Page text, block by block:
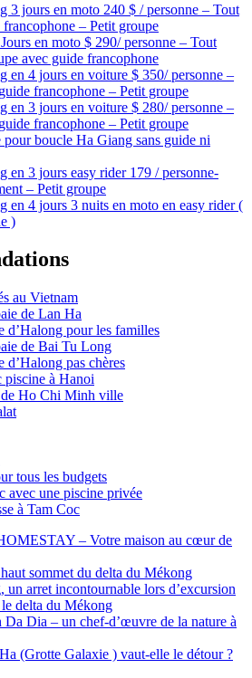
3 jours en moto 240 $ / personne – Tout
– Petit groupe
en moto $ 290/ personne – Tout
avec guide francophone
en 4 jours en voiture $ 350/ personne –
francophone – Petit groupe
en 3 jours en voiture $ 280/ personne –
francophone – Petit groupe
boucle Ha Giang sans guide ni
en 3 jours easy rider 179 / personne-
– Petit groupe
en 4 jours 3 nuits en moto en easy rider (
)
au Vietnam
de Lan Ha
d’Halong pour les familles
de Bai Tu Long
d’Halong pas chères
piscine à Hanoi
Ho Chi Minh ville
tous les budgets
avec une piscine privée
à Tam Coc
– Votre maison au cœur de
sommet du delta du Mékong
un arret incontournable lors d’excursion
le delta du Mékong
Da Dia – un chef-d’œuvre de la nature à
(Grotte Galaxie ) vaut-elle le détour ?